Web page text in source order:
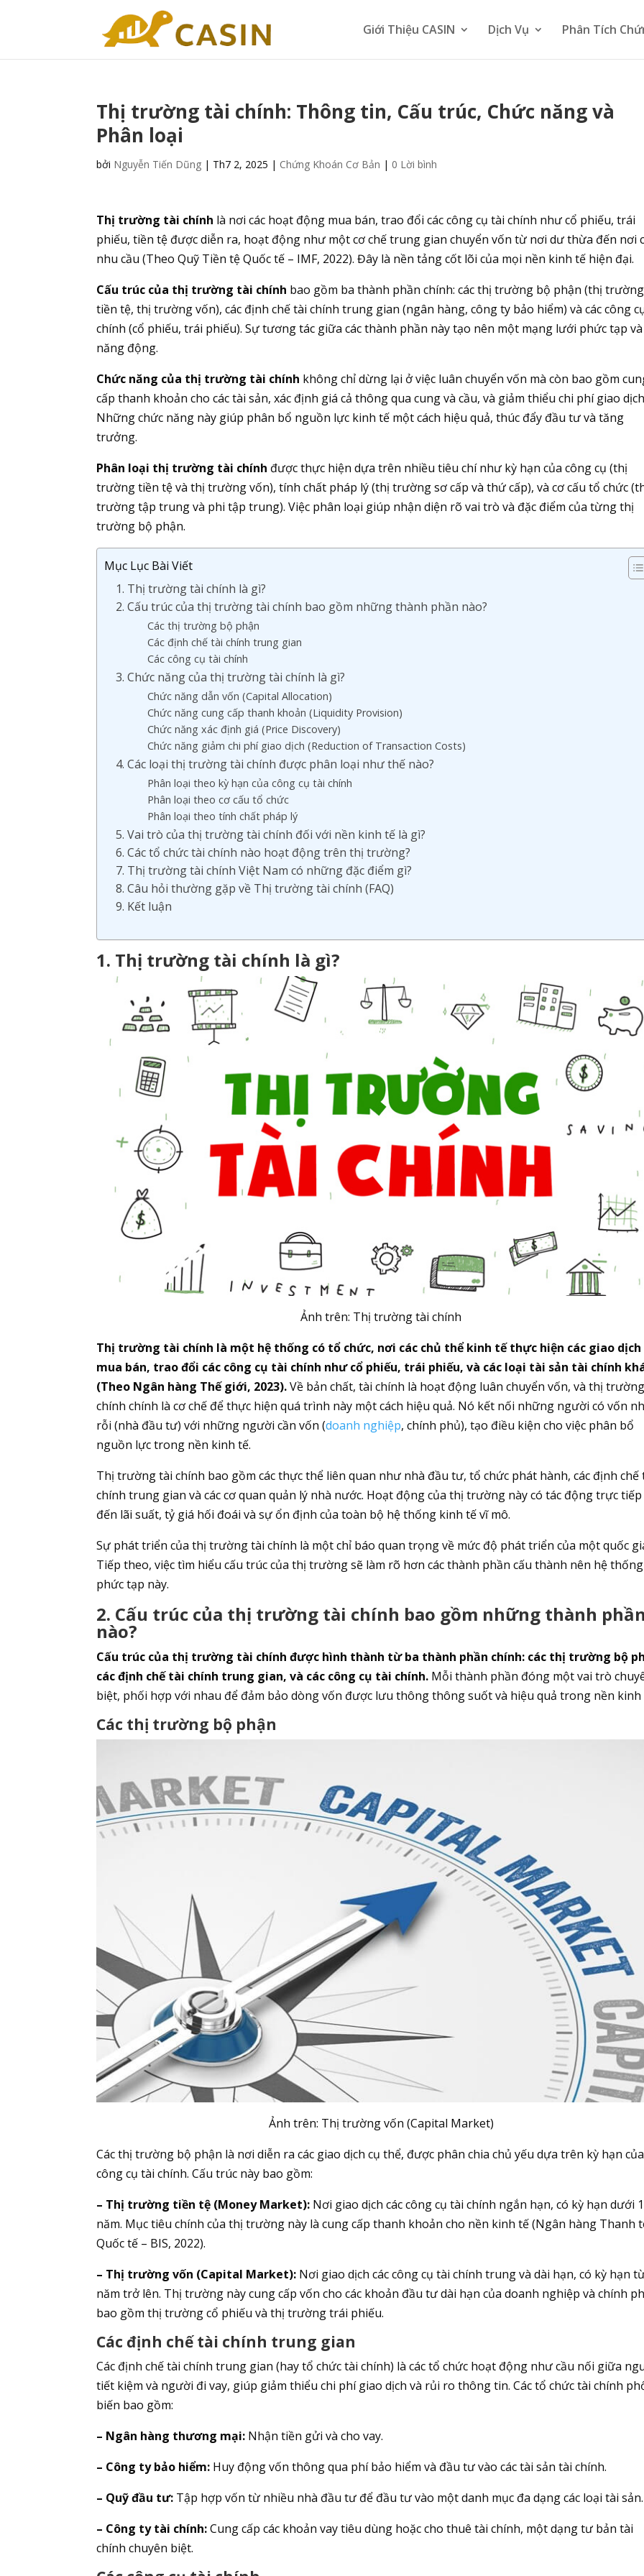
Giới Thiệu CASIN Dịch Vụ Phân Tích
Thị trường tài chính: Thông tin, Cấu trúc, Chức năng và
Phân loại
bởi Nguyễn Tiến Dũng | Th7 2, 2025 | Chứng Khoán Cơ Bản | 0 Lời bình
Thị trường tài chính là nơi các hoạt động mua bán, trao đổi các công cụ tài chính như cổ phiếu, trái
phiếu, tiền tệ được diễn ra, hoạt động như một cơ chế trung gian chuyển vốn từ nơi dư thừa đến nơi
nhu cầu (Theo Quỹ Tiền tệ Quốc tế – IMF, 2022). Đây là nền tảng cốt lõi của mọi nền kinh tế hiện đại.
Cấu trúc của thị trường tài chính bao gồm ba thành phần chính: các thị trường bộ phận (thị trường
tiền tệ, thị trường vốn), các định chế tài chính trung gian (ngân hàng, công ty bảo hiểm) và các công
chính (cổ phiếu, trái phiếu). Sự tương tác giữa các thành phần này tạo nên một mạng lưới phức tạp và
năng động.
Chức năng của thị trường tài chính không chỉ dừng lại ở việc luân chuyển vốn mà còn bao gồm
cấp thanh khoản cho các tài sản, xác định giá cả thông qua cung và cầu, và giảm thiểu chi phí giao
Những chức năng này giúp phân bổ nguồn lực kinh tế một cách hiệu quả, thúc đẩy đầu tư và tăng
trưởng.
Phân loại thị trường tài chính được thực hiện dựa trên nhiều tiêu chí như kỳ hạn của công cụ (thị
trường tiền tệ và thị trường vốn), tính chất pháp lý (thị trường sơ cấp và thứ cấp), và cơ cấu tổ chức
trường tập trung và phi tập trung). Việc phân loại giúp nhận diện rõ vai trò và đặc điểm của từng thị
trường bộ phận.
Mục Lục Bài Viết
1. Thị trường tài chính là gì?
2. Cấu trúc của thị trường tài chính bao gồm những thành phần nào?
Các thị trường bộ phận
Các định chế tài chính trung gian
Các công cụ tài chính
3. Chức năng của thị trường tài chính là gì?
Chức năng dẫn vốn (Capital Allocation)
Chức năng cung cấp thanh khoản (Liquidity Provision)
Chức năng xác định giá (Price Discovery)
Chức năng giảm chi phí giao dịch (Reduction of Transaction Costs)
4. Các loại thị trường tài chính được phân loại như thế nào?
Phân loại theo kỳ hạn của công cụ tài chính
Phân loại theo cơ cấu tổ chức
Phân loại theo tính chất pháp lý
5. Vai trò của thị trường tài chính đối với nền kinh tế là gì?
6. Các tổ chức tài chính nào hoạt động trên thị trường?
7. Thị trường tài chính Việt Nam có những đặc điểm gì?
8. Câu hỏi thường gặp về Thị trường tài chính (FAQ)
9. Kết luận
1. Thị trường tài chính là gì?
Ảnh trên: Thị trường tài chính
Thị trường tài chính là một hệ thống có tổ chức, nơi các chủ thể kinh tế thực hiện các giao dịch
mua bán, trao đổi các công cụ tài chính như cổ phiếu, trái phiếu, và các loại tài sản tài chính
(Theo Ngân hàng Thế giới, 2023).Về bản chất, tài chính là hoạt động luân chuyển vốn, và thị
chính chính là cơ chế để thực hiện quá trình này một cách hiệu quả. Nó kết nối những người có vốn
rỗi (nhà đầu tư) với những người cần vốn (doanh nghiệp, chính phủ), tạo điều kiện cho việc phân bổ
nguồn lực trong nền kinh tế.
Thị trường tài chính bao gồm các thực thể liên quan như nhà đầu tư, tổ chức phát hành, các định chế
chính trung gian và các cơ quan quản lý nhà nước. Hoạt động của thị trường này có tác động trực tiếp
đến lãi suất, tỷ giá hối đoái và sự ổn định của toàn bộ hệ thống kinh tế vĩ mô.
Sự phát triển của thị trường tài chính là một chỉ báo quan trọng về mức độ phát triển của một quốc
Tiếp theo, việc tìm hiểu cấu trúc của thị trường sẽ làm rõ hơn các thành phần cấu thành nên hệ thống
phức tạp này.
2. Cấu trúc của thị trường tài chính bao gồm những thành phần
nào?
Cấu trúc của thị trường tài chính được hình thành từ ba thành phần chính: các thị trường bộ
các định chế tài chính trung gian, và các công cụ tài chính. Mỗi thành phần đóng một vai trò
biệt, phối hợp với nhau để đảm bảo dòng vốn được lưu thông thông suốt và hiệu quả trong nền kinh
Các thị trường bộ phận
Ảnh trên: Thị trường vốn (Capital Market)
Các thị trường bộ phận là nơi diễn ra các giao dịch cụ thể, được phân chia chủ yếu dựa trên kỳ hạn của
công cụ tài chính. Cấu trúc này bao gồm:
– Thị trường tiền tệ (Money Market): Nơi giao dịch các công cụ tài chính ngắn hạn, có kỳ hạn dưới 1
năm. Mục tiêu chính của thị trường này là cung cấp thanh khoản cho nền kinh tế (Ngân hàng Thanh
Quốc tế – BIS, 2022).
– Thị trường vốn (Capital Market): Nơi giao dịch các công cụ tài chính trung và dài hạn, có kỳ hạn
năm trở lên. Thị trường này cung cấp vốn cho các khoản đầu tư dài hạn của doanh nghiệp và chính
bao gồm thị trường cổ phiếu và thị trường trái phiếu.
Các định chế tài chính trung gian
Các định chế tài chính trung gian (hay tổ chức tài chính) là các tổ chức hoạt động như cầu nối giữa
tiết kiệm và người đi vay, giúp giảm thiểu chi phí giao dịch và rủi ro thông tin. Các tổ chức tài chính
biến bao gồm:
– Ngân hàng thương mại: Nhận tiền gửi và cho vay.
– Công ty bảo hiểm: Huy động vốn thông qua phí bảo hiểm và đầu tư vào các tài sản tài chính.
– Quỹ đầu tư: Tập hợp vốn từ nhiều nhà đầu tư để đầu tư vào một danh mục đa dạng các loại tài sản.
– Công ty tài chính:Cung cấp các khoản vay tiêu dùng hoặc cho thuê tài chính, một dạng tư bản tài
chính chuyên biệt.